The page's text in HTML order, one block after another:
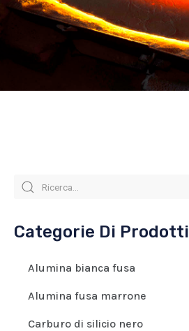
Categorie Di Prodotti
Alumina bianca fusa
Alumina fusa marrone
Carburo di silicio nero